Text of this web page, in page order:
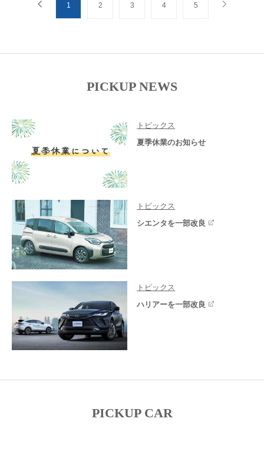
1 2 3 4 5
PICKUP NEWS
トピックス
夏季休業のお知らせ
トピックス
シエンタを一部改良
トピックス
ハリアーを一部改良
PICKUP CAR